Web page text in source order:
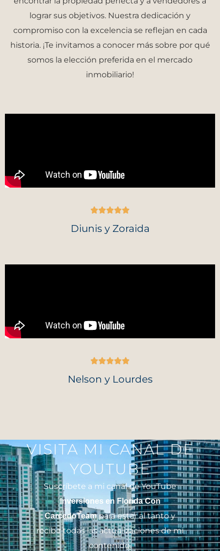
lograr sus objetivos. Nuestra dedicación y
compromiso con la excelencia se reflejan en cada
historia. ¡Te invitamos a conocer más sobre por qué
somos la elección preferida en el mercado
inmobiliario!
Diunis y Zoraida
Nelson y Lourdes
VISITA MI CANAL DE
YOUTUBE
Suscríbete a mi canal de YouTube
Inversiones en Florida Con
CarcedoTeampara estar al tanto y
recibir todas las actualizaciones de mi
contenido.